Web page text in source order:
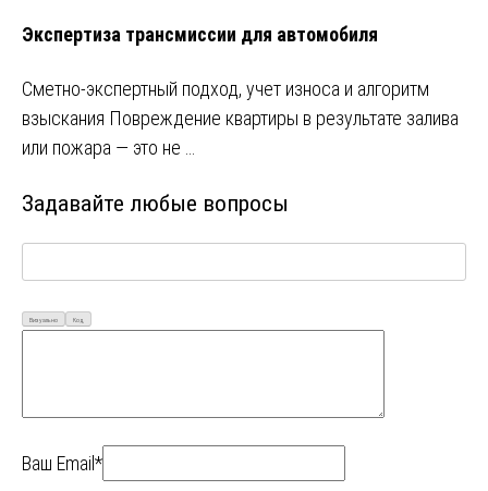
Экспертиза трансмиссии для автомобиля
Сметно-экспертный подход, учет износа и алгоритм
взыскания Повреждение квартиры в результате залива
или пожара — это не …
Задавайте любые вопросы
Визуально Код
Ваш Email*